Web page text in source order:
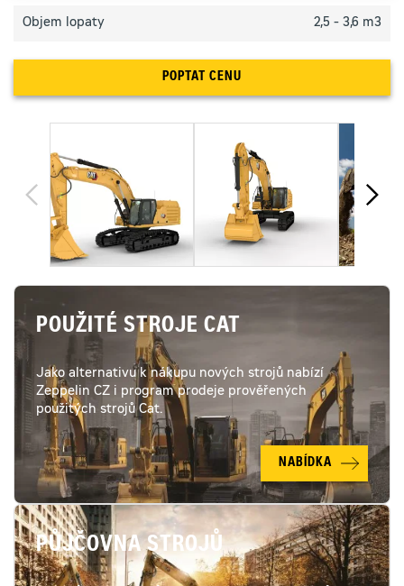
Objem lopaty 2,5 - 3,6 m3
POPTAT CENU
POUŽITÉ STROJE CAT
Jako alternativu k nákupu nových strojů nabízí
Zeppelin CZ i program prodeje prověřených
použitých strojů Cat.
NABÍDKA
PŮJČOVNA STROJŮ